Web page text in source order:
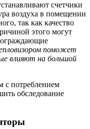
счетчики
воздуха в помещении
так как качество
этого могут
ограждающие
поможет
влияют на большой
с потреблением
обследование